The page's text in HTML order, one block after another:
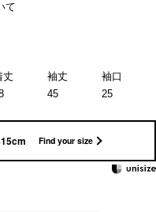
て
丈 袖丈
袖口
45
25
Find your size